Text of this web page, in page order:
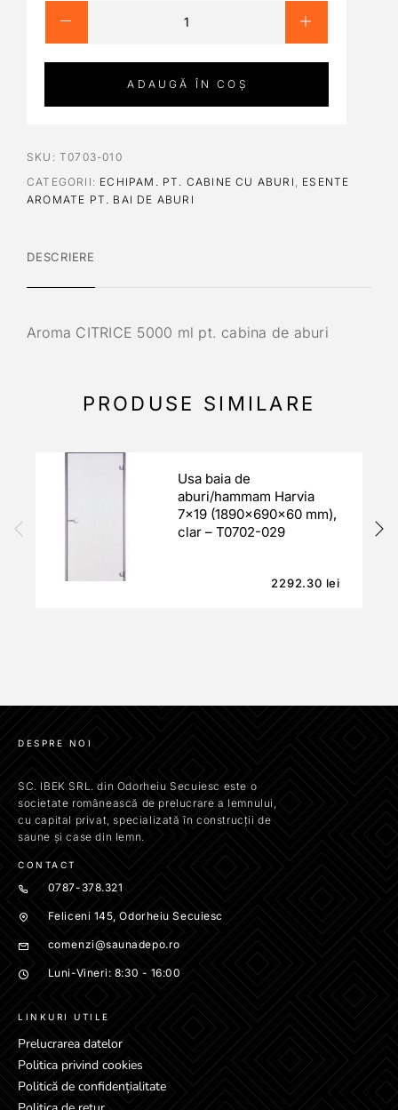
ADAUGĂ ÎN COȘ
SKU: T0703-010
CATEGORII: ECHIPAM. PT. CABINE CU ABURI , ESENTE
AROMATE PT. BAI DE ABURI
DESCRIERE
Aroma CITRICE 5000 ml pt. cabina de aburi
PRODUSE SIMILARE
Usa baia de
aburi/hammam Harvia
7×19 (1890x690x60 mm),
clar – T0702-029
2292.30 lei
DESPRE NOI
SC. IBEK SRL. din Odorheiu Secuiesc este o
societate românească de prelucrare a lemnului,
cu capital privat, specializată în construcții de
saune și case din lemn.
CONTACT
0787-378.321
Feliceni 145, Odorheiu Secuiesc
comenzi@saunadepo.ro
Luni-Vineri: 8:30 - 16:00
LINKURI UTILE
Prelucrarea datelor
Politica privind cookies
Politică de confidențialitate